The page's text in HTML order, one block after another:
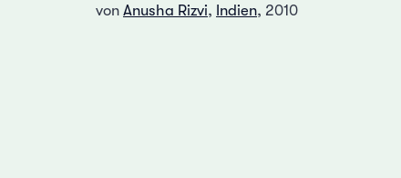
von Anusha Rizvi, Indien, 2010